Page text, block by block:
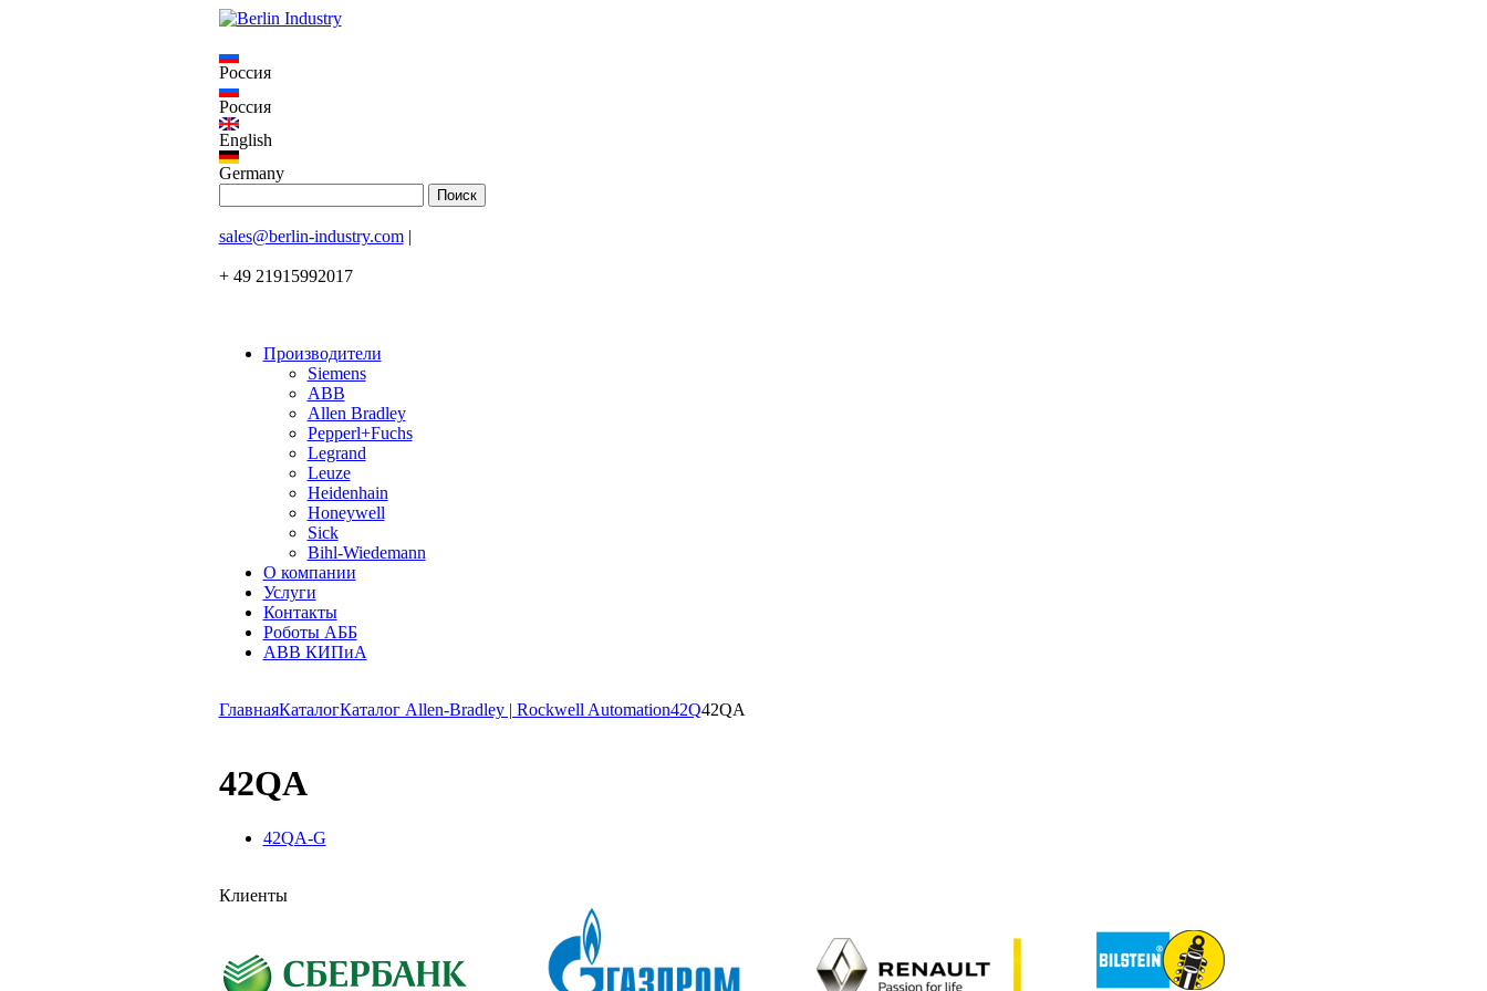
Россия
Россия
English
Germany
sales@berlin-industry.com|
+ 49 21915992017
Производители
Siemens
ABB
Allen Bradley
Pepperl+Fuchs
Legrand
Leuze
Heidenhain
Honeywell
Sick
Bihl-Wiedemann
О компании
Услуги
Контакты
Роботы АББ
ABB КИПиА
ГлавнаяКаталогКаталог Allen-Bradley | Rockwell Automation42Q42QA
42QA
42QA-G
Клиенты